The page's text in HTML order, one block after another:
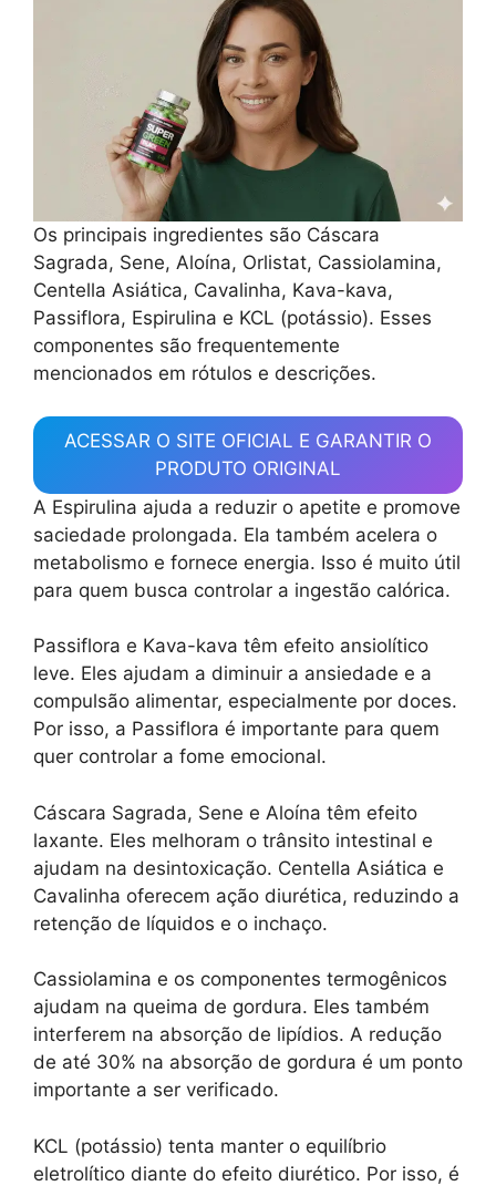
Os principais ingredientes são Cáscara
Sagrada, Sene, Aloína, Orlistat, Cassiolamina,
Centella Asiática, Cavalinha, Kava-kava,
Passiflora, Espirulina e KCL (potássio). Esses
componentes são frequentemente
mencionados em rótulos e descrições.
ACESSAR O SITE OFICIAL E GARANTIR O
PRODUTO ORIGINAL
A Espirulina ajuda a reduzir o apetite e promove
saciedade prolongada. Ela também acelera o
metabolismo e fornece energia. Isso é muito útil
para quem busca controlar a ingestão calórica.
Passiflora e Kava-kava têm efeito ansiolítico
leve. Eles ajudam a diminuir a ansiedade e a
compulsão alimentar, especialmente por doces.
Por isso, a Passiflora é importante para quem
quer controlar a fome emocional.
Cáscara Sagrada, Sene e Aloína têm efeito
laxante. Eles melhoram o trânsito intestinal e
ajudam na desintoxicação. Centella Asiática e
Cavalinha oferecem ação diurética, reduzindo a
retenção de líquidos e o inchaço.
Cassiolamina e os componentes termogênicos
ajudam na queima de gordura. Eles também
interferem na absorção de lipídios. A redução
de até 30% na absorção de gordura é um ponto
importante a ser verificado.
KCL (potássio) tenta manter o equilíbrio
eletrolítico diante do efeito diurético. Por isso, é